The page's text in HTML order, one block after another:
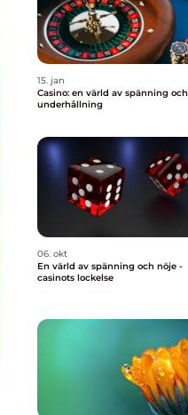
15. jan
Casino: en värld av spänning och
underhållning
06. okt
En värld av spänning och nöje -
casinots lockelse